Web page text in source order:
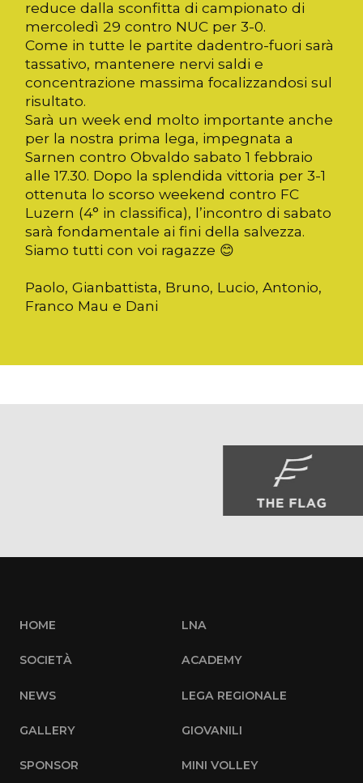
reduce dalla sconfitta di campionato di
mercoledì 29 contro NUC per 3-0.
Come in tutte le partite dadentro-fuori sarà
tassativo, mantenere nervi saldi e
concentrazione massima focalizzandosi sul
risultato.
Sarà un week end molto importante anche
per la nostra prima lega, impegnata a
Sarnen contro Obvaldo sabato 1 febbraio
alle 17.30. Dopo la splendida vittoria per 3-1
ottenuta lo scorso weekend contro FC
Luzern (4° in classifica), l’incontro di sabato
sarà fondamentale ai fini della salvezza.
Siamo tutti con voi ragazze 😊
Paolo, Gianbattista, Bruno, Lucio, Antonio,
Franco Mau e Dani
HOME
SOCIETÀ
NEWS
GALLERY
SPONSOR
LNA
ACADEMY
LEGA REGIONALE
GIOVANILI
MINI VOLLEY